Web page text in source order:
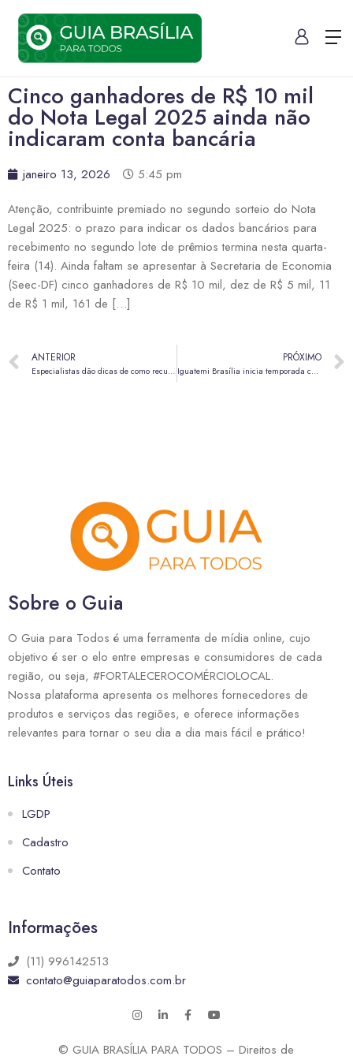
Cinco ganhadores de R$ 10 mil
do Nota Legal 2025 ainda não
indicaram conta bancária
janeiro 13, 2026
5:45 pm
Atenção, contribuinte premiado no segundo sorteio do Nota
Legal 2025: o prazo para indicar os dados bancários para
recebimento no segundo lote de prêmios termina nesta quarta-
feira (14). Ainda faltam se apresentar à Secretaria de Economia
(Seec-DF) cinco ganhadores de R$ 10 mil, dez de R$ 5 mil, 11
de R$ 1 mil, 161 de […]
ANTERIOR
Especialistas dão dicas de como recuperar o acesso ao crédito de forma responsável
PRÓXIMO
Iguatemi Brasília inicia temporada com descontos de até 70%
Sobre o Guia
O Guia para Todos é uma ferramenta de mídia online, cujo
objetivo é ser o elo entre empresas e consumidores de cada
região, ou seja, #FORTALECEROCOMÉRCIOLOCAL.
Nossa plataforma apresenta os melhores fornecedores de
produtos e serviços das regiões, e oferece informações
relevantes para tornar o seu dia a dia mais fácil e prático!
Links Úteis
LGDP
Cadastro
Contato
Informações
(11) 996142513
contato@guiaparatodos.com.br
© GUIA BRASÍLIA PARA TODOS – Direitos de